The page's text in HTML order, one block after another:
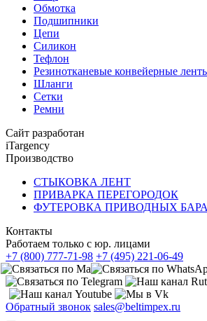
Обмотка
Подшипники
Цепи
Силикон
Тефлон
Резинотканевые конвейерные
Шланги
Сетки
Ремни
Сайт разработан
iTargency
Производство
СТЫКОВКА ЛЕНТ
ПРИВАРКА ПЕРЕГОРОДОК
ФУТЕРОВКА ПРИВОДНЫХ
Контакты
Работаем только с юр. лицами
+7 (800) 777-71-98 +7 (495) 221-06-49
Обратный звонок sales@beltimpex.ru